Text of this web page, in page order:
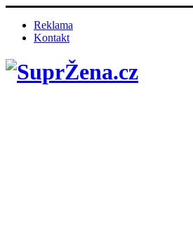
Reklama
Kontakt